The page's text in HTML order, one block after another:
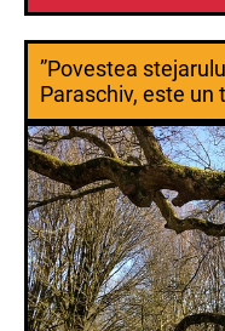
”Povestea
Paraschiv, este un